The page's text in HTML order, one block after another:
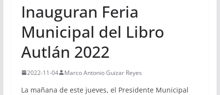
Inauguran Feria
Municipal del Libro
Autlán 2022
2022-11-04 Marco Antonio Guizar Reyes
La mañana de este jueves, el Presidente Municipal